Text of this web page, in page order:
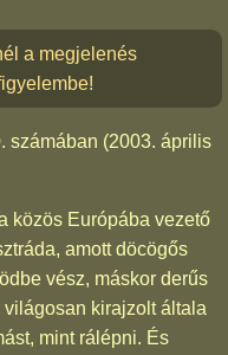
a megjelenés
számában (2003. április
közös Európába vezető
amott döcögős
vész, máskor derűs
kirajzolt általa
mint rálépni. És